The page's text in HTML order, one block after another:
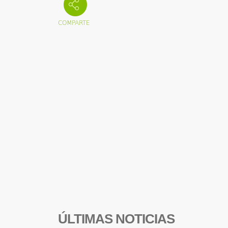
ÚLTIMAS NOTICIAS